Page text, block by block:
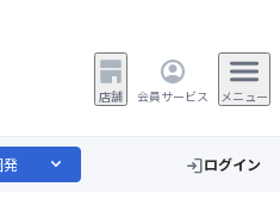
店舗 会員サービス メニュー
発 expand_more loginログイン